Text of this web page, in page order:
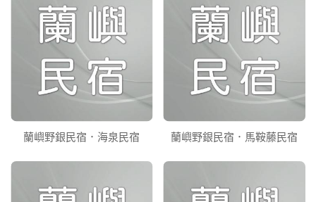
蘭嶼野銀民宿．海泉民宿 蘭嶼野銀民宿．馬鞍藤民宿